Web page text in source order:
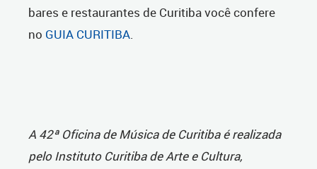
bares e restaurantes de Curitiba você confere
no GUIA CURITIBA.
A 42ª Oficina de Música de Curitiba é realizada
pelo Instituto Curitiba de Arte e Cultura,